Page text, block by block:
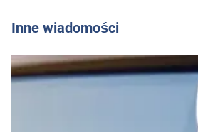
Inne wiadomości